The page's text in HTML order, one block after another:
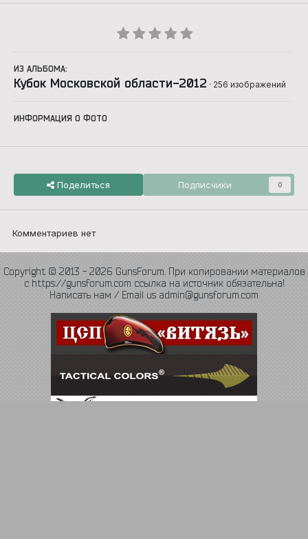
ИЗ АЛЬБОМА:
Кубок Московской области-2012 · 256 изображений
ИНФОРМАЦИЯ О ФОТО
Поделиться Подписчики 0
Комментариев нет
Copyright © 2013 - 2026 GunsForum. При копировании материалов
с https://gunsforum.com ссылка на источник обязательна!
Написать нам / Email us admin@gunsforum.com